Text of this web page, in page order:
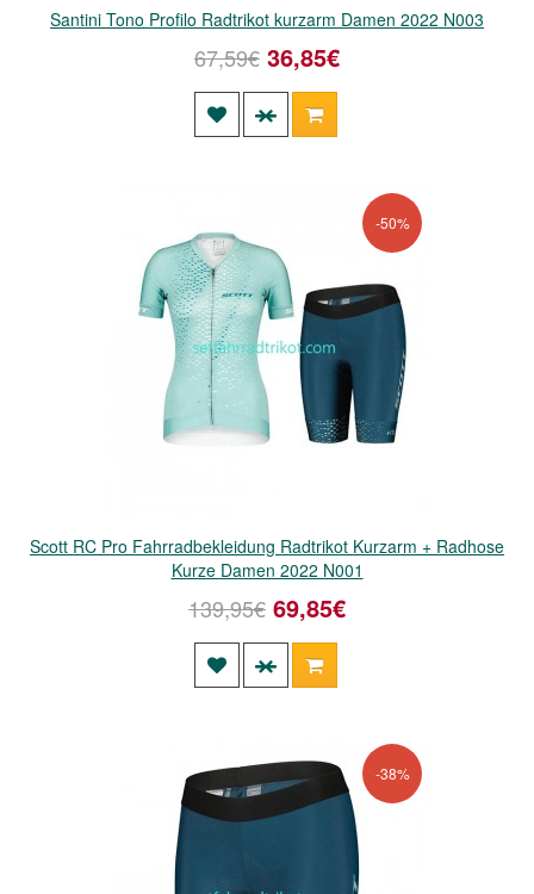
Santini Tono Profilo Radtrikot kurzarm Damen 2022 N003
67,59€ 36,85€
-50%
Scott RC Pro Fahrradbekleidung Radtrikot Kurzarm + Radhose
Kurze Damen 2022 N001
139,95€ 69,85€
-38%